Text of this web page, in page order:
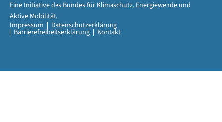
Impressum Datenschutzerklärung
Barrierefreiheitserklärung Kontakt
Eine Initiative des Bundes für Klimaschutz, Energiewende und
Aktive Mobilität.